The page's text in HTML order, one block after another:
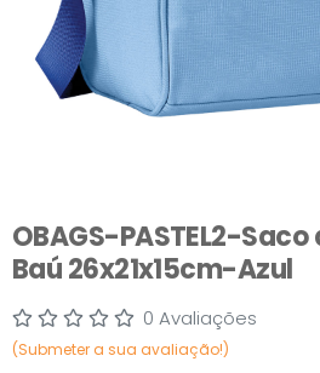
OBAGS-PASTEL2-
Baú 26x21x15cm-Azul
0 Avaliações
(Submeter a sua avaliação!)